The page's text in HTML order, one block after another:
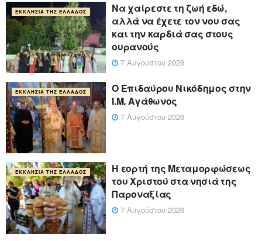
ΕΚΚΛΗΣΊΑ ΤΗΣ ΕΛΛΆΔΟΣ
Να χαίρεστε τη ζωή εδώ,
αλλά να έχετε τον νου σας
και την καρδιά σας στους
ουρανούς
7 Αυγούστου 2026
ΕΚΚΛΗΣΊΑ ΤΗΣ ΕΛΛΆΔΟΣ
Ο Επιδαύρου Νικόδημος στην
Ι.Μ. Αγάθωνος
7 Αυγούστου 2026
ΕΚΚΛΗΣΊΑ ΤΗΣ ΕΛΛΆΔΟΣ
Η εορτή της Μεταμορφώσεως
του Χριστού στα νησιά της
Παροναξίας
7 Αυγούστου 2026